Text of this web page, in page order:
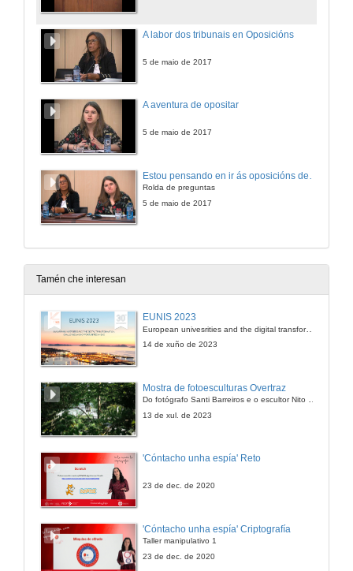
A labor dos tribunais en Oposicións
5 de maio de 2017
A aventura de opositar
5 de maio de 2017
Rolda de preguntas
5 de maio de 2017
Tamén che interesan
EUNIS 2023
European univesrities and the digital transformation: challenges and opportunities ahead
14 de xuño de 2023
Mostra de fotoesculturas Overtraz
Do fotógrafo Santi Barreiros e o escultor Nito Contreras.
13 de xul. de 2023
'Cóntacho unha espía' Reto
23 de dec. de 2020
'Cóntacho unha espía' Criptografía
Taller manipulativo 1
23 de dec. de 2020